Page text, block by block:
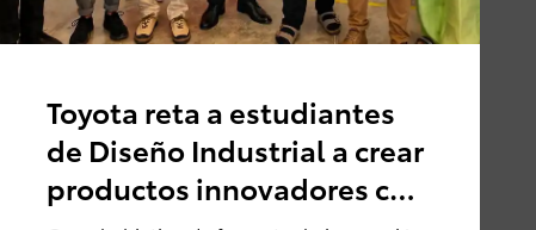
Toyota reta a estudiantes
de Diseño Industrial a crear
productos innovadores con